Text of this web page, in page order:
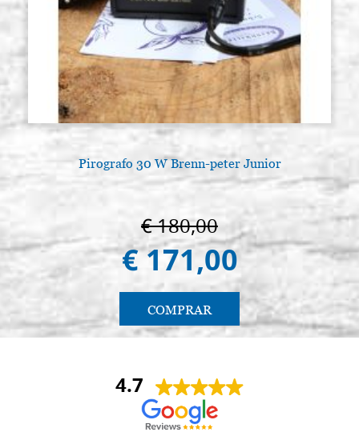
Pirografo 30 W Brenn-peter Junior
€ 180,00
€ 171,00
COMPRAR
4.7